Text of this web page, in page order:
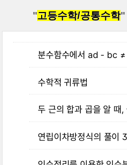
"고등수학/공통수학"
분수함수에서 ad - bc
수학적 귀류법
두 근의 합과 곱을 알 때,
연립이차방정식의 풀이